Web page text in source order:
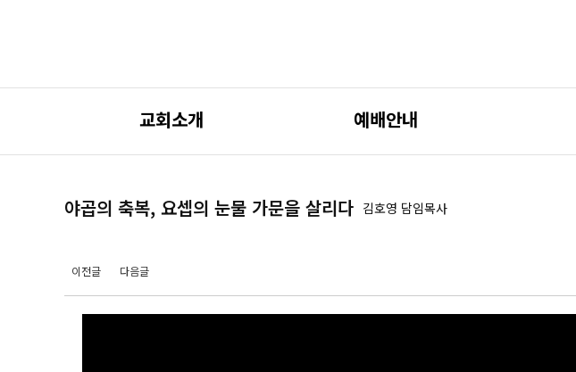
교회소개 예배안내
야곱의 축복, 요셉의 눈물 가문을 살리다 김호영 담임목사
이전글 다음글